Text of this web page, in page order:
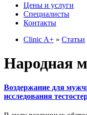
Цены и услуги
Специалисты
Контакты
Clinic A+ » Статьи
Народная
Воздержание для
исследования